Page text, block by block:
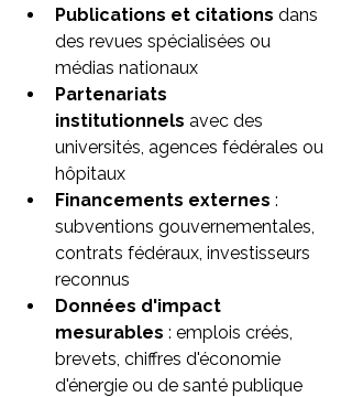
Publications et citations dans
des revues spécialisées ou
médias nationaux
Partenariats
institutionnels avec des
universités, agences fédérales ou
hôpitaux
Financements externes :
subventions gouvernementales,
contrats fédéraux, investisseurs
reconnus
Données d'impact
mesurables : emplois créés,
brevets, chiffres d'économie
d'énergie ou de santé publique